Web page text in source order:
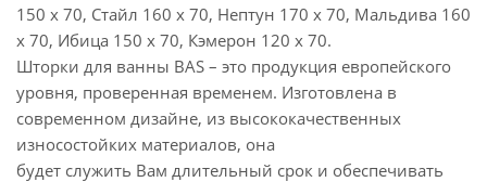
150 х 70, Стайл 160 х 70, Нептун 170 х 70, Мальдива 160
х 70, Ибица 150 х 70, Кэмерон 120 х 70.
Шторки для ванны BAS – это продукция европейского
уровня, проверенная временем. Изготовлена в
современном дизайне, из высококачественных
износостойких материалов, она
будет служить Вам длительный срок и обеспечивать